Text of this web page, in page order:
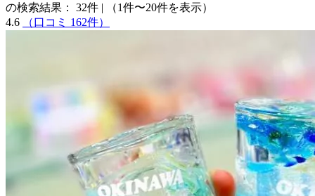
の検索結果： 32件 |
（1件〜20件を表示）
4.6
（口コミ 162件）